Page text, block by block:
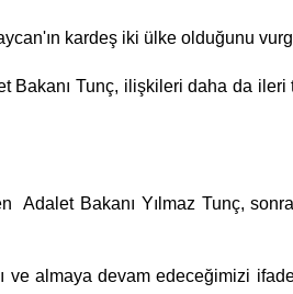
kardeş iki ülke olduğunu
Tunç, ilişkileri daha da ileri
Adalet Bakanı Yılmaz Tunç,
ve almaya devam edeceğimizi